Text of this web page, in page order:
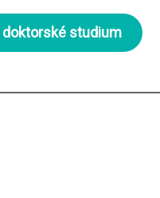
doktorské studium